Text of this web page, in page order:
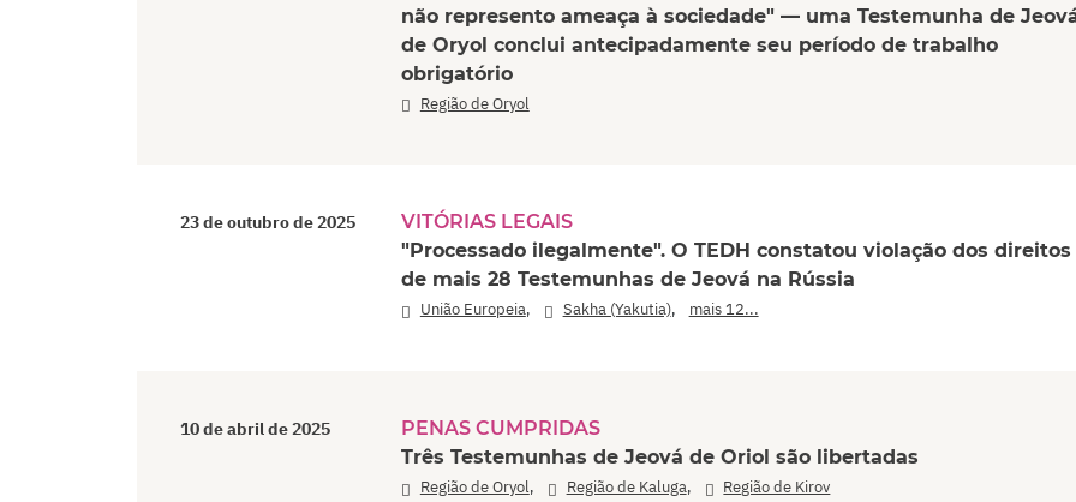
não represento ameaça à sociedade" — uma Testemunha de
de Oryol conclui antecipadamente seu período de trabalho
obrigatório
Região de Oryol
23 de outubro de 2025
VITÓRIAS LEGAIS
"Processado ilegalmente". O TEDH constatou violação dos direitos
de mais 28 Testemunhas de Jeová na Rússia
União Europeia, Sakha (Yakutia), mais 12...
10 de abril de 2025
PENAS CUMPRIDAS
Três Testemunhas de Jeová de Oriol são libertadas
Região de Oryol, Região de Kaluga, Região de Kirov